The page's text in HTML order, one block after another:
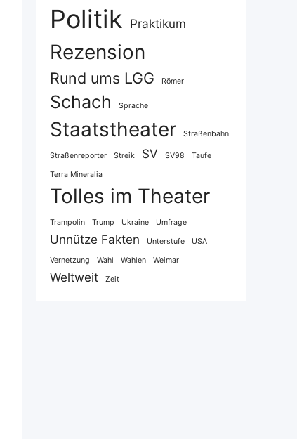
Politik Praktikum
Rezension
Rund ums LGG Römer
Schach Sprache
Staatstheater Straßenbahn
Straßenreporter Streik SV SV98 Taufe
Terra Mineralia
Tolles im Theater
Trampolin Trump Ukraine Umfrage
Unnütze Fakten Unterstufe USA
Vernetzung Wahl Wahlen Weimar
Weltweit Zeit